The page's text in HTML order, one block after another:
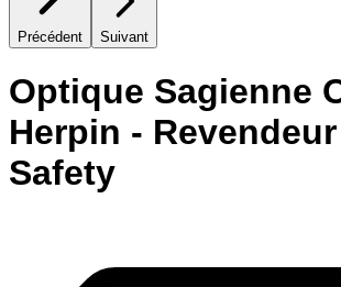
Précédent Suivant
Optique Sagienne
Herpin -
Safety